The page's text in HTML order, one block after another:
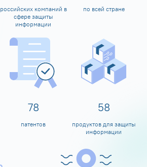
российских компаний в
сфере защиты
информации
по всей стране
80
патентов
60
продуктов для защиты
информации